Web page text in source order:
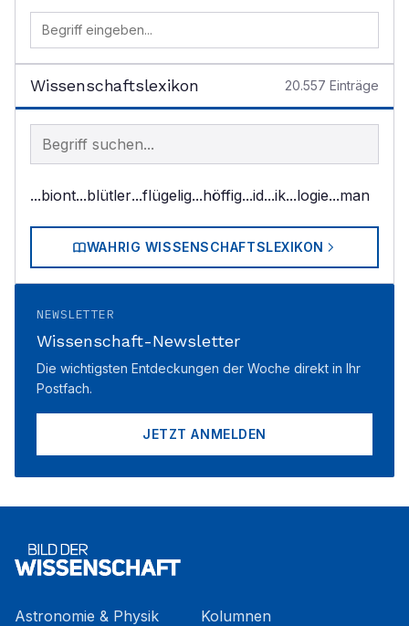
Wissenschaftslexikon 20.557 Einträge
Begriff im Lexikon suchen
...biont...blütler...flügelig...höffig...id...ik...logie...man
WAHRIG WISSENSCHAFTSLEXIKON
NEWSLETTER
Wissenschaft-Newsletter
Die wichtigsten Entdeckungen der Woche direkt in Ihr
Postfach.
JETZT ANMELDEN
Astronomie & Physik
Kolumnen